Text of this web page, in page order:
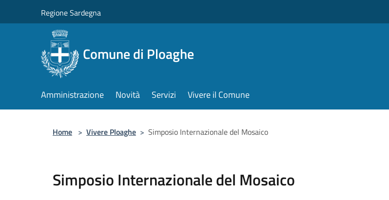
Regione Sardegna
Comune di Ploaghe
Amministrazione Novità Servizi Vivere il Comune
Home > Vivere Ploaghe > Simposio Internazionale del Mosaico
Simposio Internazionale del Mosaico